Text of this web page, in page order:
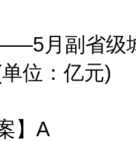
副省级城
位：亿元)
】A